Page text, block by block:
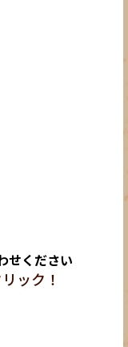
せください
ック！